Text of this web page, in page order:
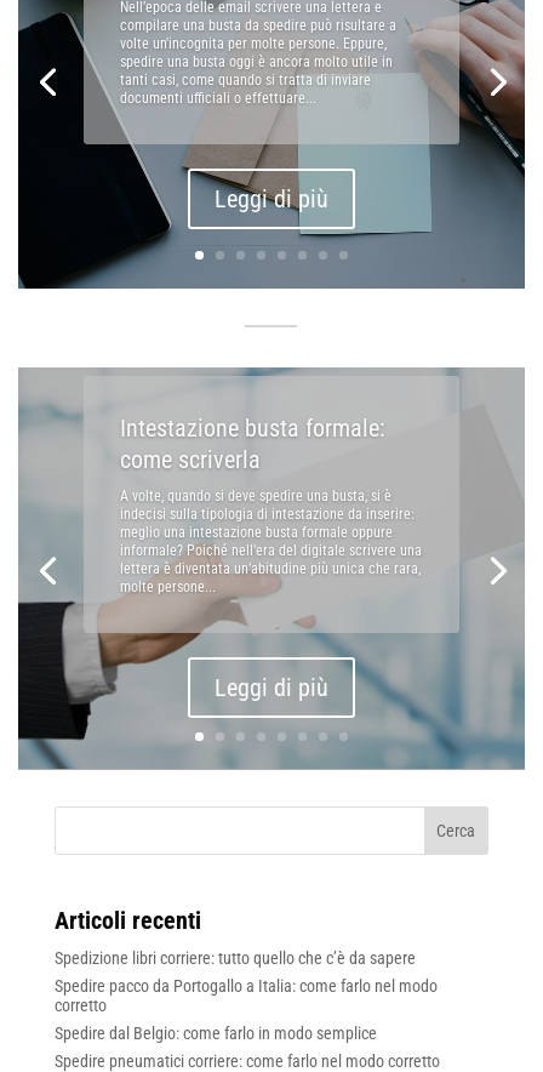
Nell’epoca delle email scrivere una lettera e
compilare una busta da spedire può risultare a
volte un'incognita per molte persone. Eppure,
spedire una busta oggi è ancora molto utile in
tanti casi, come quando si tratta di inviare
documenti ufficiali o effettuare...
Leggi di più
Intestazione busta formale:
come scriverla
A volte, quando si deve spedire una busta, si è
indecisi sulla tipologia di intestazione da inserire:
meglio una intestazione busta formale oppure
informale? Poiché nell’era del digitale scrivere una
lettera è diventata un’abitudine più unica che rara,
molte persone...
Leggi di più
Articoli recenti
Spedizione libri corriere: tutto quello che c’è da sapere
Spedire pacco da Portogallo a Italia: come farlo nel modo
corretto
Spedire dal Belgio: come farlo in modo semplice
Spedire pneumatici corriere: come farlo nel modo corretto